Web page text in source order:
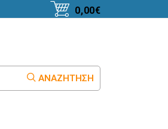
0,00€
ΑΝΑΖΉΤΗΣΗ